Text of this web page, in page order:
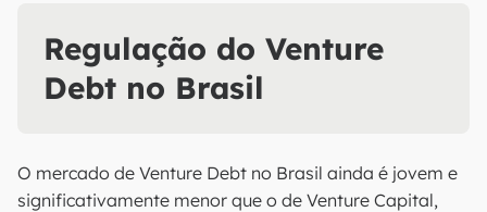
Regulação do Venture
Debt no Brasil
O mercado de Venture Debt no Brasil ainda é jovem e
significativamente menor que o de Venture Capital,